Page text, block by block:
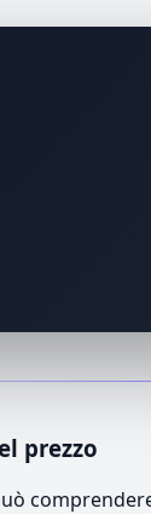
prezzo